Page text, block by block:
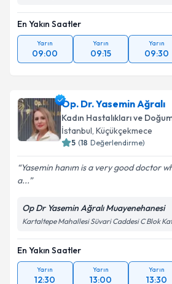
En Yakın Saatler
Yarın
09:00
Yarın
09:15
Yarın
09:30
Op. Dr. Yasemin Ağralı
Kadın Hastalıkları ve
İstanbul, Küçükçekmece
5 (18 Değerlendirme)
Yasemin hanım is a very good doctor
a...
Op Dr Yasemin Ağralı Muayenehanesi
Kartaltepe Mahallesi Süvari Caddesi C Blok
En Yakın Saatler
Yarın
12:30
Yarın
13:00
Yarın
13:30